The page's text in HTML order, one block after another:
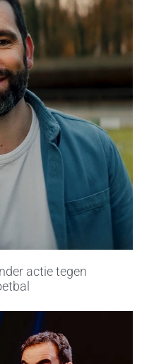
actie tegen